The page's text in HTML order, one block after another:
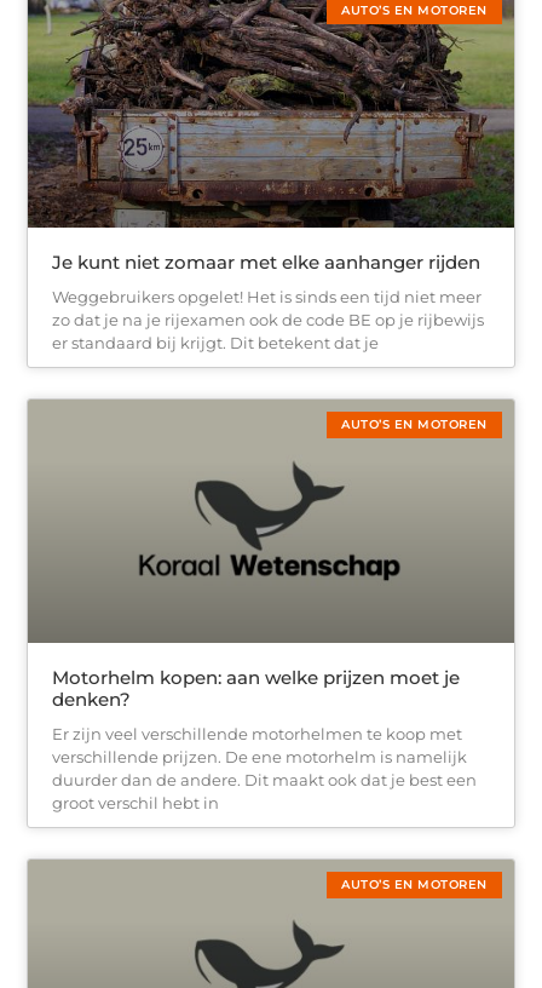
AUTO’S EN MOTOREN
Je kunt niet zomaar met elke aanhanger rijden
Weggebruikers opgelet! Het is sinds een tijd niet meer
zo dat je na je rijexamen ook de code BE op je rijbewijs
er standaard bij krijgt. Dit betekent dat je
AUTO’S EN MOTOREN
Motorhelm kopen: aan welke prijzen moet je
denken?
Er zijn veel verschillende motorhelmen te koop met
verschillende prijzen. De ene motorhelm is namelijk
duurder dan de andere. Dit maakt ook dat je best een
groot verschil hebt in
AUTO’S EN MOTOREN